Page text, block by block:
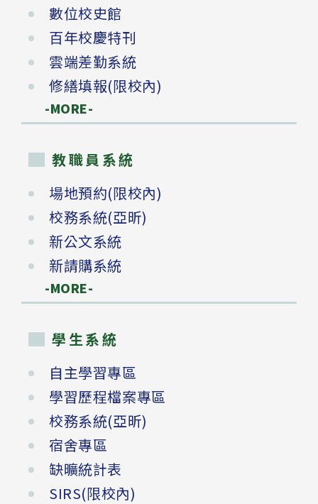
數位校史館
百年校慶特刊
雲端差勤系統
修繕填報(限校內)
-MORE-
教職員系統
場地預約(限校內)
校務系統(亞昕)
新公文系統
新請購系統
-MORE-
學生系統
自主學習專區
學習歷程檔案專區
校務系統(亞昕)
宿舍專區
缺曠統計表
SIRS(限校內)